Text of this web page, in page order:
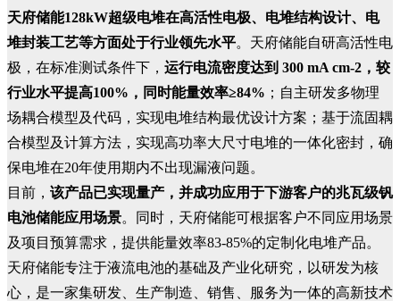
天府储能128kW超级电堆在高活性电极、电堆结构设计、电
堆封装工艺等方面处于行业领先水平。天府储能自研高活性电
极，在标准测试条件下， 运行电流密度达到 300 mA cm-2，较
行业水平提高100%，同时能量效率≥84% ；自主研发多物理
场耦合模型及代码，实现电堆结构最优设计方案；基于流固耦
合模型及计算方法，实现高功率大尺寸电堆的一体化密封，确
保电堆在20年使用期内不出现漏液问题。
目前， 该产品已实现量产，并成功应用于下游客户的兆瓦级钒
电池储能应用场景。同时，天府储能可根据客户不同应用场景
及项目预算需求，提供能量效率83-85%的定制化电堆产品。
天府储能专注于液流电池的基础及产业化研究，以研发为核
心，是一家集研发、生产制造、销售、服务为一体的高新技术